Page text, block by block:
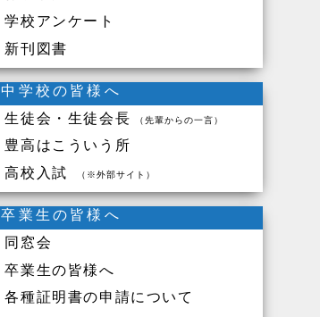
学校アンケート
新刊図書
中学校の皆様へ
生徒会・生徒会長
（先輩からの一言）
豊高はこういう所
高校入試
（※外部サイト）
卒業生の皆様へ
同窓会
卒業生の皆様へ
各種証明書の申請について